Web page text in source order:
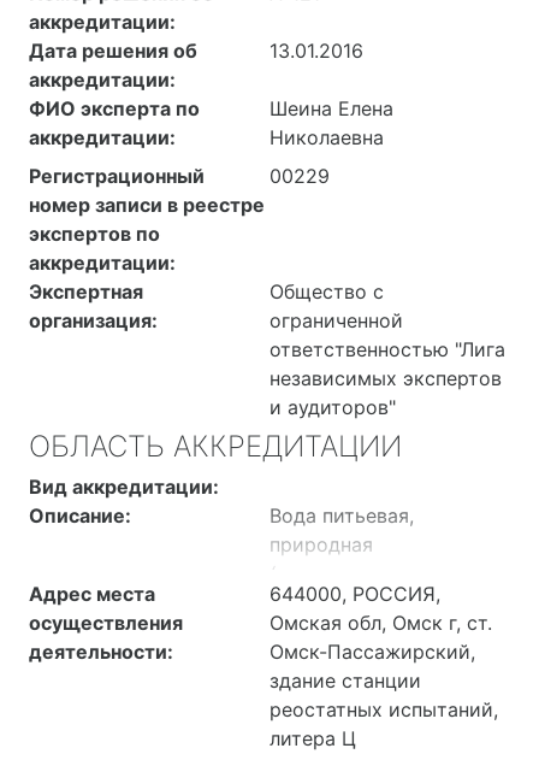
часовые
масло АМГ-10; жидкость
МПТ-2М; мазут;
отработанные;
дефектоскопии
«Диагма», Минк;
порошок железный;
дизельное масло.
аккредитации:
Дата решения об
аккредитации:
13.01.2016
ФИО эксперта по
аккредитации:
Шеина Елена
Николаевна
Регистрационный
номер записи в реестре
экспертов по
аккредитации:
00229
Экспертная
организация:
Общество с
ограниченной
ответственностью "Лига
независимых экспертов
и аудиторов"
ОБЛАСТЬ АККРЕДИТАЦИИ
Вид аккредитации:
Описание:
Вода питьевая,
природная
(поверхностная,
подземная), сточная, в
т.ч. очищенная сточная.
Промышленные
выбросы в атмосферу.
Атмосферный воздух.
Почва. Физические
Адрес места
осуществления
деятельности:
644000, РОССИЯ,
Омская обл, Омск г, ст.
Омск-Пассажирский,
здание станции
реостатных испытаний,
литера Ц